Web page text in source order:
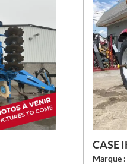
CASE
Marque :